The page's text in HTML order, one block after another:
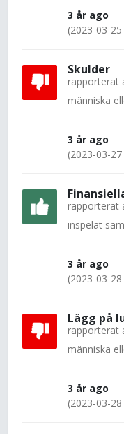
3 år ago
(2023-03-
Skulder
rapporterat
människa
3 år ago
(2023-03-
rapporterat
inspelat
3 år ago
(2023-03-
Lägg på
rapporterat
människa
3 år ago
(2023-03-